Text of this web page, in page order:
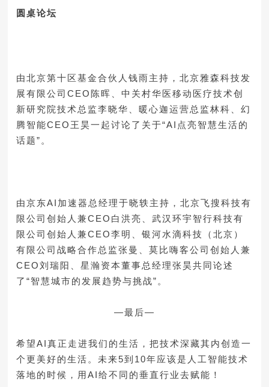
圆桌论坛
由北京第十区基金合伙人钱雨主持，北京雅森科技发
展有限公司CEO陈晖、中关村华医移动医疗技术创
新研究院技术总监李晓华、暖心迦运营总监林科、幻
腾智能CEO王昊一起讨论了关于“AI点亮智慧生活的
话题”。
由京东AI加速器总经理于晓轶主持，北京飞搜科技有
限公司创始人兼CEO白洪亮、武汉环宇智行科技有
限公司创始人兼CEO李明、银河水滴科技（北京）
有限公司战略合作总监张曼、莫比嗨客公司创始人兼
CEO刘瑞阳、星瀚资本董事总经理张昊共同论述
了“智慧城市的发展趋势与挑战”。
—最后—
希望AI真正走进我们的生活，把技术深藏其内创造一
个更美好的生活。未来5到10年应该是人工智能技术
落地的时候，用AI给不同的垂直行业去赋能！